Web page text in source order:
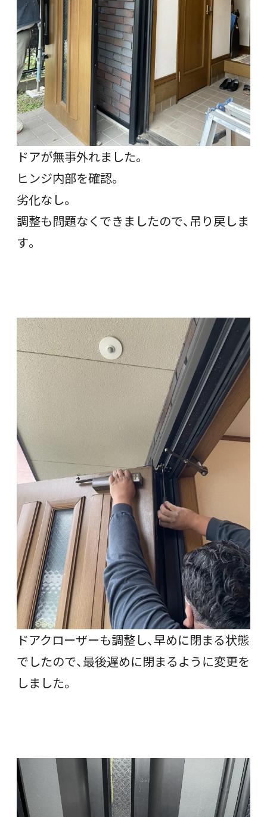
ドアが無事外れました。
ヒンジ内部を確認。
劣化なし。
調整も問題なくできましたので、吊り戻しま
す。
ドアクローザーも調整し、早めに閉まる状態
でしたので、最後遅めに閉まるように変更を
しました。